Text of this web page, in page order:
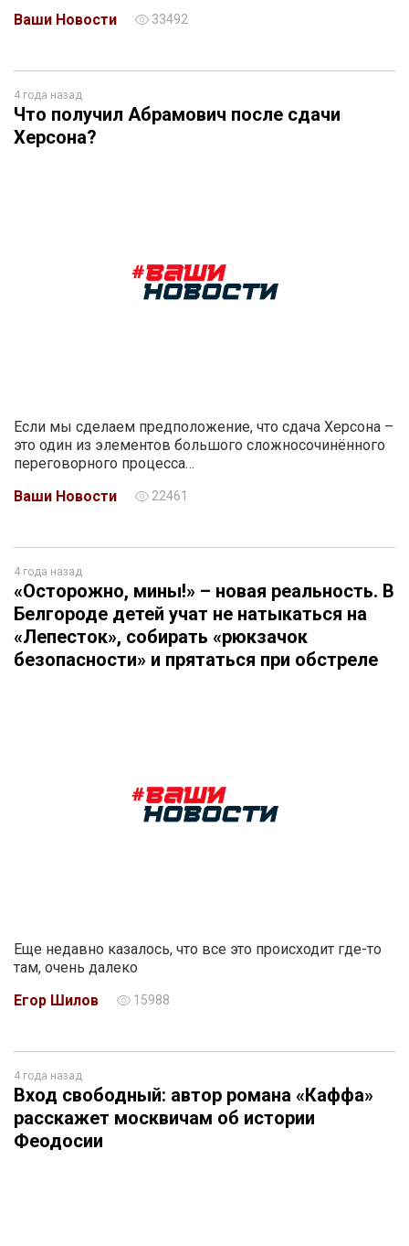
Ваши Новости 33492
4 года назад
Что получил Абрамович после сдачи
Херсона?
Если мы сделаем предположение, что сдача Херсона –
это один из элементов большого сложносочинённого
переговорного процесса…
Ваши Новости
22461
4 года назад
«Осторожно, мины!» – новая реальность. В
Белгороде детей учат не натыкаться на
«Лепесток», собирать «рюкзачок
безопасности» и прятаться при обстреле
Еще недавно казалось, что все это происходит где-то
там, очень далеко
Егор Шилов
15988
4 года назад
Вход свободный: автор романа «Каффа»
расскажет москвичам об истории
Феодосии